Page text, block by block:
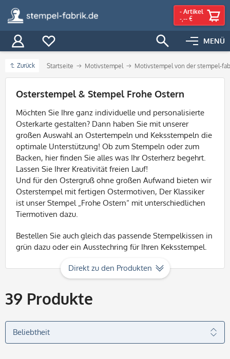
MENÜ
- Artikel
-,-- €
Zurück Startseite Motivstempel Motivstempel von der stempel-
Filter
Osterstempel & Stempel Frohe Ostern
Möchten Sie Ihre ganz individuelle und personalisierte
Osterkarte gestalten? Dann haben Sie mit unserer
großen Auswahl an Ostertempeln und Keksstempeln die
optimale Unterstützung! Ob zum Stempeln oder zum
Backen, hier finden Sie alles was Ihr Osterherz begehrt.
Lassen Sie Ihrer Kreativität freien Lauf!
Und für den Ostergruß ohne großen Aufwand bieten wir
Osterstempel mit fertigen Ostermotiven, Der Klassiker
ist unser Stempel „Frohe Ostern“ mit unterschiedlichen
Tiermotiven dazu.
Bestellen Sie auch gleich das passende Stempelkissen in
grün dazu oder ein Ausstechring für Ihren Keksstempel.
Direkt zu den Produkten
39 Produkte